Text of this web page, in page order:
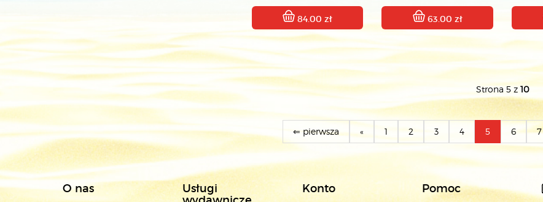
84.00 zł 63.00 zł
Strona 5 z 10
⇐ pierwsza « 1 2 3 4 5 6 7
O nas
Usługi
Konto Pomoc